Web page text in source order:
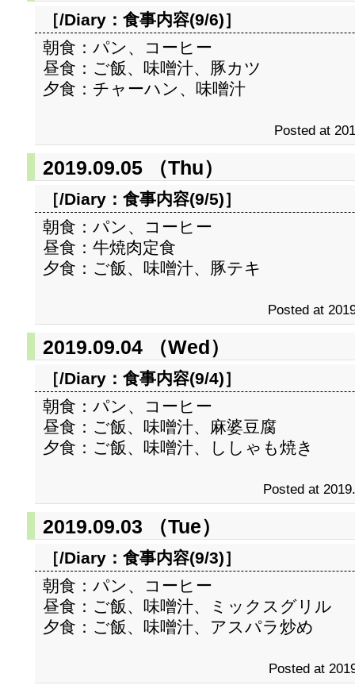
［/Diary： 食事内容(9/6)］
朝食：パン、コーヒー
昼食：ご飯、味噌汁、豚カツ
夕食：チャーハン、味噌汁
Posted at
2019.09.05 （Thu）
［/Diary： 食事内容(9/5)］
朝食：パン、コーヒー
昼食：牛焼肉定食
夕食：ご飯、味噌汁、豚テキ
Posted at
2019.09.04 （Wed）
［/Diary： 食事内容(9/4)］
朝食：パン、コーヒー
昼食：ご飯、味噌汁、麻婆豆腐
夕食：ご飯、味噌汁、ししゃも焼き
Posted at
2019.09.03 （Tue）
［/Diary： 食事内容(9/3)］
朝食：パン、コーヒー
昼食：ご飯、味噌汁、ミックスグリル
夕食：ご飯、味噌汁、アスパラ炒め
Posted at